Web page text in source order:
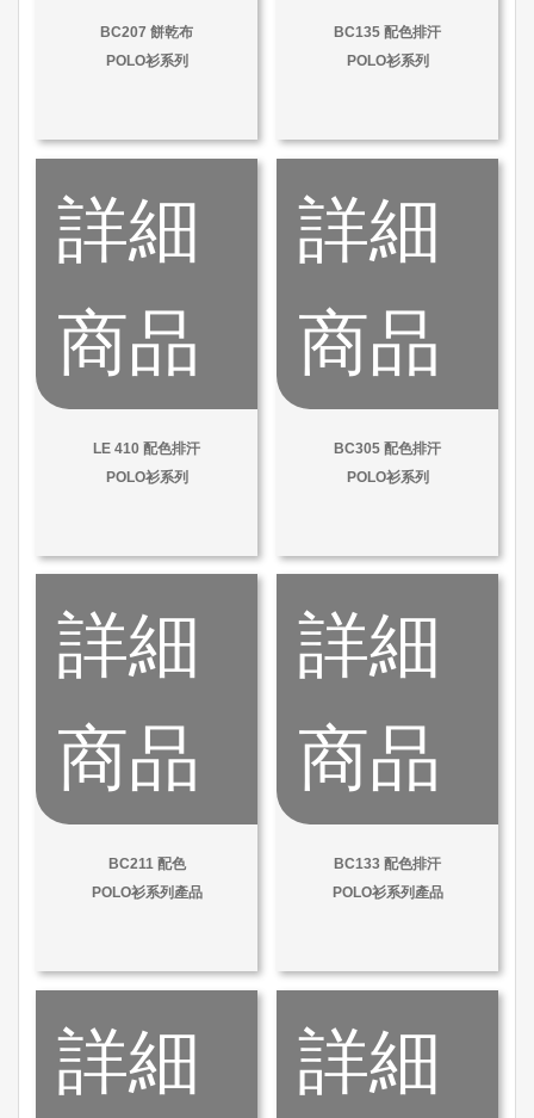
BC207 餅乾布
POLO衫系列
BC135 配色排汗
POLO衫系列
詳細
商品
LE 410 配色排汗
POLO衫系列
詳細
商品
BC305 配色排汗
POLO衫系列
詳細
商品
BC211 配色
POLO衫系列產品
詳細
商品
BC133 配色排汗
POLO衫系列產品
詳細 詳細